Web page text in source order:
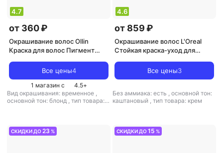
4.7
от 360 ₽
Окрашивание волос Ollin
Краска для волос Пигмент
4620753723368
Все цены4
1 магазин с 4.5+
Вид окрашивания: временное ,
основной тон: блонд , тип товара:
4.6
от 859 ₽
Окрашивание волос L'Oreal
Стойкая краска-уход для
без аммиака, оттенок 300,
Двойной Эспрессо
Все цены3
Без аммиака: есть , основной тон:
каштановый , тип товара: крем
СКИДКИ ДО23 % СКИДКИ ДО15 %